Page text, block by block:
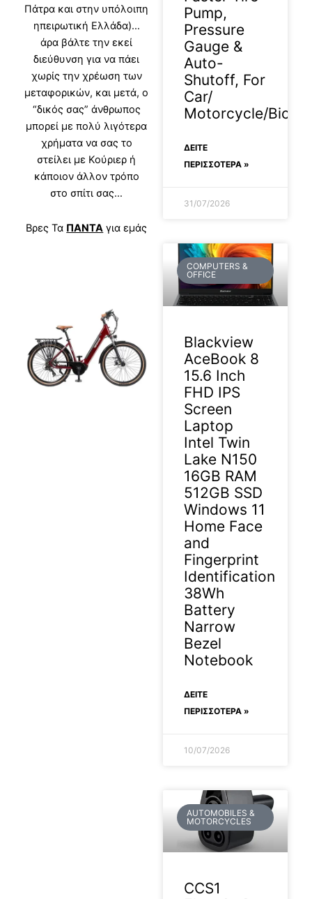
Πάτρα και στην υπόλοιπη
ηπειρωτική Ελλάδα)…
άρα βάλτε την εκεί
διεύθυνση για να πάει
χωρίς την χρέωση των
μεταφορικών, και μετά, ο
“δικός σας” άνθρωπος
μπορεί με πολύ λιγότερα
χρήματα να σας το
στείλει με Κούριερ ή
κάποιον άλλον τρόπο
στο σπίτι σας…
Βρες Τα ΠΑΝΤΑ για εμάς
Pump,
Pressure
Gauge &
Auto-
Shutoff, For
Car/
Motorcycle/
ΔΕΊΤΕ
ΠΕΡΙΣΣΟΤΕΡΑ »
31/07/2026
COMPUTERS &
OFFICE
Blackview
AceBook 8
15.6 Inch
FHD IPS
Screen
Laptop
Intel Twin
Lake N150
16GB RAM
512GB SSD
Windows 11
Home Face
and
Fingerprint
Identification
38Wh
Battery
Narrow
Bezel
Notebook
ΔΕΊΤΕ
ΠΕΡΙΣΣΟΤΕΡΑ »
10/07/2026
AUTOMOBILES &
MOTORCYCLES
CCS1